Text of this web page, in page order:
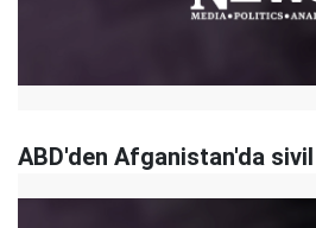
ABD'den Afganistan'da